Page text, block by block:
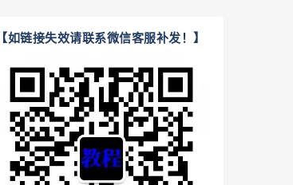
【如链接失效请联系微信客服补发！】